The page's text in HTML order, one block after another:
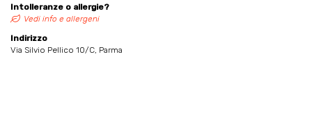
Intolleranze o allergie?
Vedi info e allergeni
Indirizzo
Via Silvio Pellico 10/C, Parma